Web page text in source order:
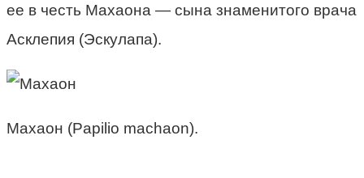
ее в честь Махаона — сына знаменитого врача
Асклепия (Эскулапа).
Махаон (Papilio machaon).